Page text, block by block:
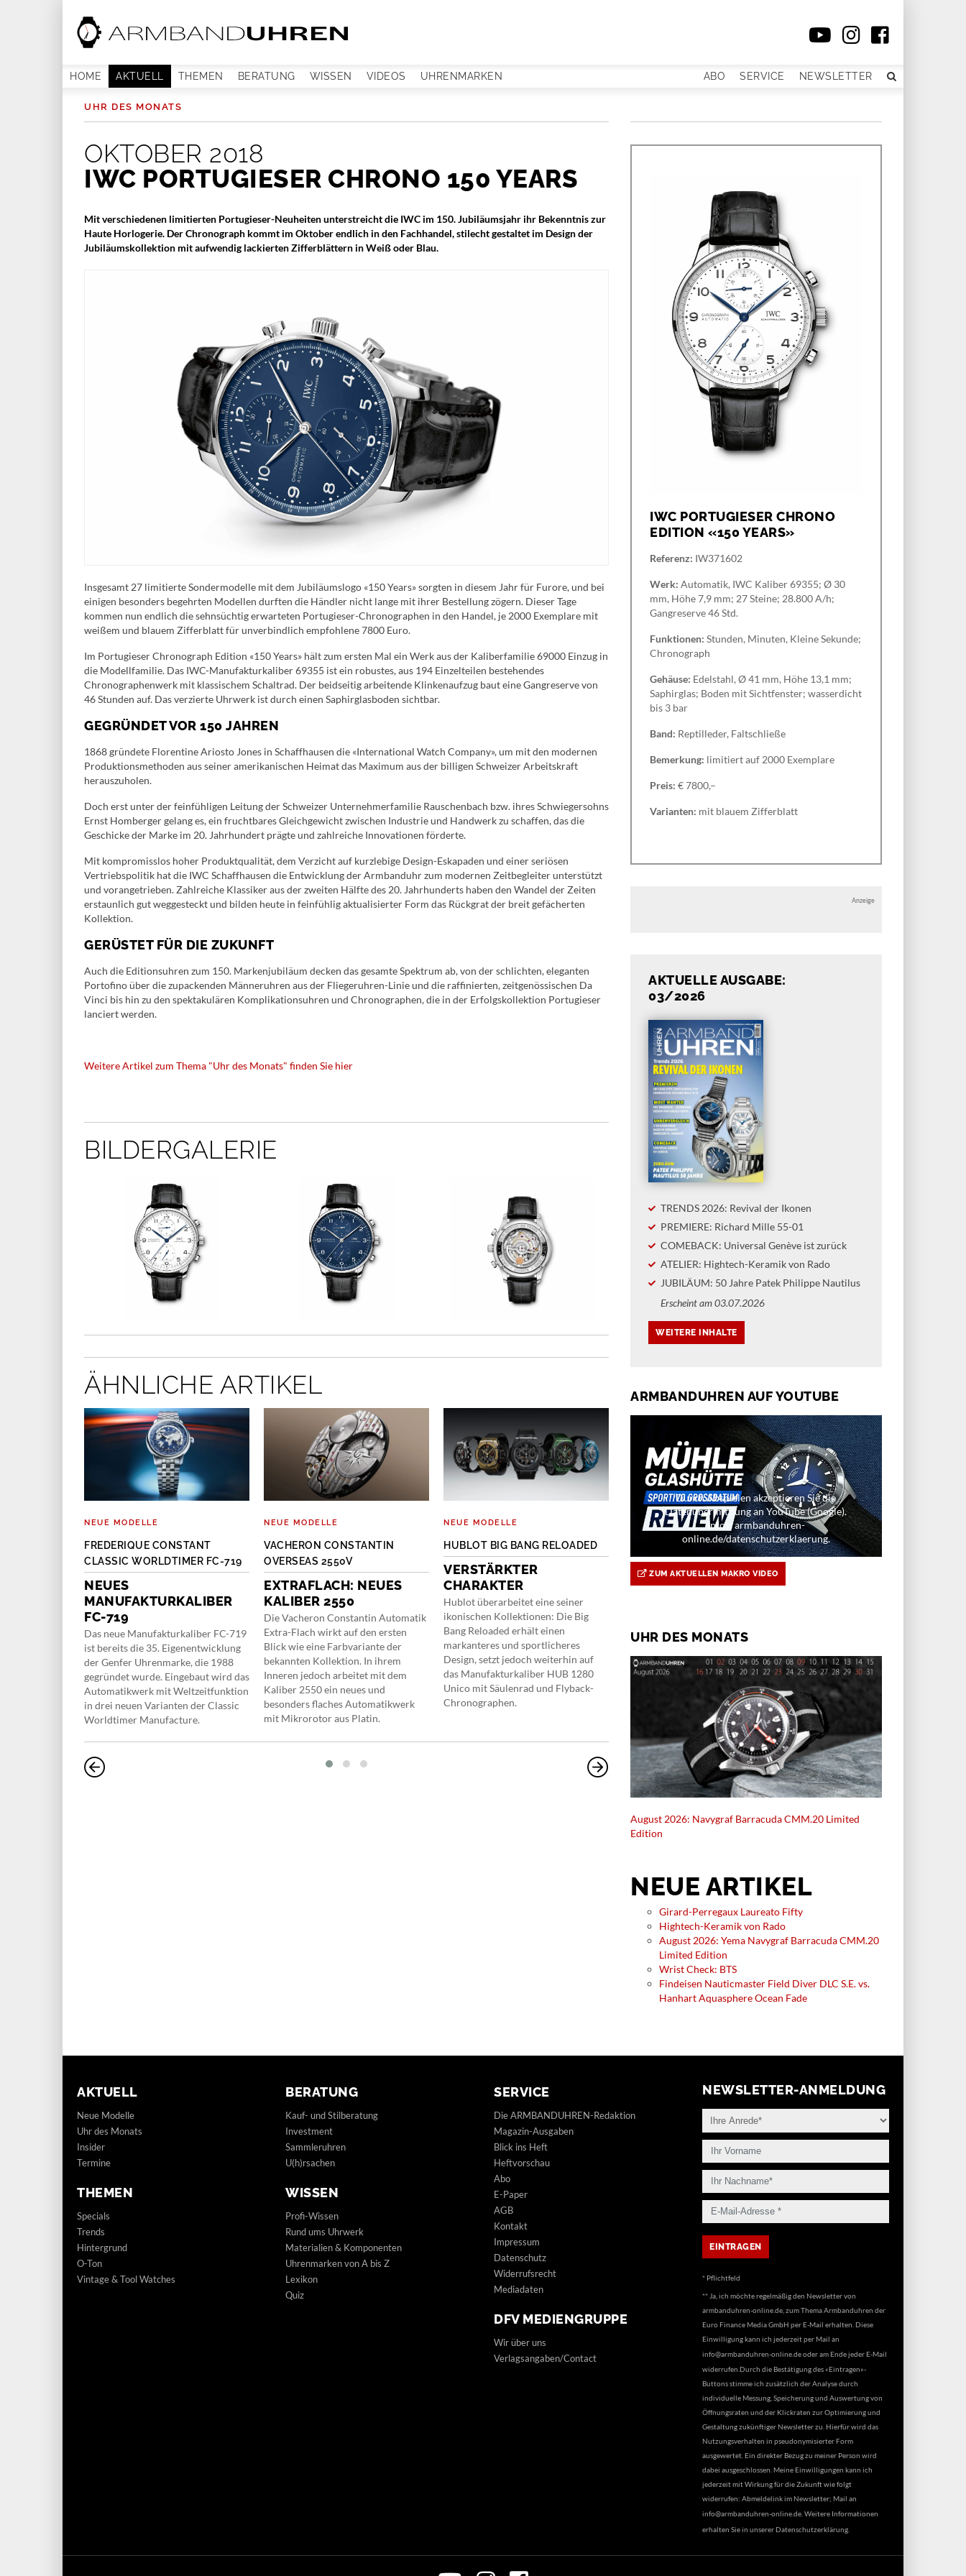
HOME AKTUELL THEMEN BERATUNG WISSEN VIDEOS UHRENMARKEN ABO SERVICE NEWSLETTER
UHR DES MONATS
OKTOBER 2018
IWC PORTUGIESER CHRONO 150 YEARS
Mit verschiedenen limitierten Portugieser-Neuheiten unterstreicht die IWC im 150. Jubiläumsjahr ihr Bekenntnis zur
Haute Horlogerie. Der Chronograph kommt im Oktober endlich in den Fachhandel, stilecht gestaltet im Design der
Jubiläumskollektion mit aufwendig lackierten Zifferblättern in Weiß oder Blau.
Insgesamt 27 limitierte Sondermodelle mit dem Jubiläumslogo «150 Years» sorgten in diesem Jahr für Furore, und bei
einigen besonders begehrten Modellen durften die Händler nicht lange mit ihrer Bestellung zögern. Dieser Tage
kommen nun endlich die sehnsüchtig erwarteten Portugieser-Chronographen in den Handel, je 2000 Exemplare mit
weißem und blauem Zifferblatt für unverbindlich empfohlene 7800 Euro.
Im Portugieser Chronograph Edition «150 Years» hält zum ersten Mal ein Werk aus der Kaliberfamilie 69000 Einzug in
die Modellfamilie. Das IWC-Manufakturkaliber 69355 ist ein robustes, aus 194 Einzelteilen bestehendes
Chronographenwerk mit klassischem Schaltrad. Der beidseitig arbeitende Klinkenaufzug baut eine Gangreserve von
46 Stunden auf. Das verzierte Uhrwerk ist durch einen Saphirglasboden sichtbar.
GEGRÜNDET VOR 150 JAHREN
1868 gründete Florentine Ariosto Jones in Schaffhausen die «International Watch Company», um mit den modernen
Produktionsmethoden aus seiner amerikanischen Heimat das Maximum aus der billigen Schweizer Arbeitskraft
herauszuholen.
Doch erst unter der feinfühligen Leitung der Schweizer Unternehmerfamilie Rauschenbach bzw. ihres Schwiegersohns
Ernst Homberger gelang es, ein fruchtbares Gleichgewicht zwischen Industrie und Handwerk zu schaffen, das die
Geschicke der Marke im 20. Jahrhundert prägte und zahlreiche Innovationen förderte.
Mit kompromisslos hoher Produktqualität, dem Verzicht auf kurzlebige Design-Eskapaden und einer seriösen
Vertriebspolitik hat die IWC Schaffhausen die Entwicklung der Armbanduhr zum modernen Zeitbegleiter unterstützt
und vorangetrieben. Zahlreiche Klassiker aus der zweiten Hälfte des 20. Jahrhunderts haben den Wandel der Zeiten
erstaunlich gut weggesteckt und bilden heute in feinfühlig aktualisierter Form das Rückgrat der breit gefächerten
Kollektion.
GERÜSTET FÜR DIE ZUKUNFT
Auch die Editionsuhren zum 150. Markenjubiläum decken das gesamte Spektrum ab, von der schlichten, eleganten
Portofino über die zupackenden Männeruhren aus der Fliegeruhren-Linie und die raffinierten, zeitgenössischen Da
Vinci bis hin zu den spektakulären Komplikationsuhren und Chronographen, die in der Erfolgskollektion Portugieser
lanciert werden.
Weitere Artikel zum Thema "Uhr des Monats" finden Sie hier
BILDERGALERIE
ÄHNLICHE ARTIKEL
NEUE MODELLE
FREDERIQUE CONSTANT
CLASSIC WORLDTIMER FC-719
NEUES
MANUFAKTURKALIBER
FC-719
Das neue Manufakturkaliber FC-719
ist bereits die 35. Eigenentwicklung
der Genfer Uhrenmarke, die 1988
gegründet wurde. Eingebaut wird das
Automatikwerk mit Weltzeitfunktion
in drei neuen Varianten der Classic
Worldtimer Manufacture.
NEUE MODELLE
VACHERON CONSTANTIN
OVERSEAS 2550V
EXTRAFLACH: NEUES
KALIBER 2550
Die Vacheron Constantin Automatik
Extra-Flach wirkt auf den ersten
Blick wie eine Farbvariante der
bekannten Kollektion. In ihrem
Inneren jedoch arbeitet mit dem
Kaliber 2550 ein neues und
besonders flaches Automatikwerk
mit Mikrorotor aus Platin.
NEUE MODELLE
HUBLOT BIG BANG RELOADED
VERSTÄRKTER
CHARAKTER
Hublot überarbeitet eine seiner
ikonischen Kollektionen: Die Big
Bang Reloaded erhält einen
markanteres und sportlicheres
Design, setzt jedoch weiterhin auf
das Manufakturkaliber HUB 1280
Unico mit Säulenrad und Flyback-
Chronographen.
NEUE MODELLE
TAG HEUER NEUHEITEN 2026
EVERGRAPH UND
MONACO
mechanische Kurzzeitmessung und
rückt das hauseigene «Labor» ins
rechte Licht.
NEUE MODELLE
ROLEX NEUHEITEN 2026
IWC PORTUGIESER CHRONO
EDITION «150 YEARS»
Referenz: IW371602
Werk: Automatik, IWC Kaliber 69355; Ø 30
mm, Höhe 7,9 mm; 27 Steine; 28.800 A/h;
Gangreserve 46 Std.
Funktionen: Stunden, Minuten, Kleine Sekunde;
Chronograph
Gehäuse: Edelstahl, Ø 41 mm, Höhe 13,1 mm;
Saphirglas; Boden mit Sichtfenster; wasserdicht
bis 3 bar
Band: Reptilleder, Faltschließe
Bemerkung: limitiert auf 2000 Exemplare
Preis: € 7800,–
Varianten: mit blauem Zifferblatt
Anzeige
AKTUELLE AUSGABE:
03/2026
TRENDS 2026: Revival der Ikonen
PREMIERE: Richard Mille 55-01
COMEBACK: Universal Genève ist zurück
ATELIER: Hightech-Keramik von Rado
JUBILÄUM: 50 Jahre Patek Philippe Nautilus
Erscheint am 03.07.2026
ARMBANDUHREN AUF YOUTUBE
Durch Abspielen akzeptieren Sie die
Datenübermittlung an YouTube (Google).
Infos: armbanduhren-
online.de/datenschutzerklaerung.
ZUM AKTUELLEN MAKRO VIDEO
UHR DES MONATS
August 2026: Navygraf Barracuda CMM.20 Limited
Edition
NEUE ARTIKEL
Girard-Perregaux Laureato Fifty
Hightech-Keramik von Rado
August 2026: Yema Navygraf Barracuda CMM.20
Limited Edition
Wrist Check: BTS
Findeisen Nauticmaster Field Diver DLC S.E. vs.
Hanhart Aquasphere Ocean Fade
AKTUELL
Neue Modelle
Uhr des Monats
Insider
Termine
THEMEN
Specials
Trends
Hintergrund
O-Ton
Vintage & Tool Watches
BERATUNG
Kauf- und Stilberatung
Investment
Sammleruhren
U(h)rsachen
WISSEN
Profi-Wissen
Rund ums Uhrwerk
Materialien & Komponenten
Uhrenmarken von A bis Z
Lexikon
Quiz
SERVICE
Die ARMBANDUHREN-Redaktion
Magazin-Ausgaben
Blick ins Heft
Heftvorschau
Abo
E-Paper
AGB
Kontakt
Impressum
Datenschutz
Widerrufsrecht
Mediadaten
DFV MEDIENGRUPPE
Wir über uns
Verlagsangaben/Contact
NEWSLETTER-ANMELDUNG
* Pflichtfeld
** Ja, ich möchte regelmäßig den Newsletter von
armbanduhren-online.de, zum Thema Armbanduhren der
Euro Finance Media GmbH per E-Mail erhalten. Diese
Einwilligung kann ich jederzeit per Mail an
info@armbanduhren-online.deoder am Ende jeder E-Mail
widerrufen.Durch die Bestätigung des «Eintragen»-
Buttons stimme ich zusätzlich der Analyse durch
individuelle Messung, Speicherung und Auswertung von
Öffnungsraten und der Klickraten zur Optimierung und
Gestaltung zukünftiger Newsletter zu. Hierfür wird das
Nutzungsverhalten in pseudonymisierter Form
ausgewertet. Ein direkter Bezug zu meiner Person wird
dabei ausgeschlossen. Meine Einwilligungen kann ich
jederzeit mit Wirkung für die Zukunft wie folgt
widerrufen: Abmeldelink im Newsletter; Mail an
info@armbanduhren-online.de . Weitere Informationen
erhalten Sie in unserer Datenschutzerklärung